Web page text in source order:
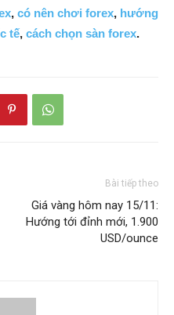
, có nên chơi forex, hướng
tế, cách chọn sàn forex.
Bài tiếp theo
Giá vàng hôm nay 15/11:
Hướng tới đỉnh mới, 1.900
USD/ounce